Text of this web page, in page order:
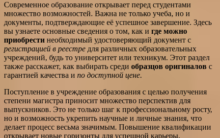
Современное образование открывает перед студентами
множество возможностей. Важна не только учеба, но и
документы, подтверждающие её успешное завершение. Здесь
вы узнаете основные сведения о том, как и где можно
приобрести необходимый удостоверяющий документ с
регистрацией в реестре для различных образовательных
учреждений, будь то университет или техникум. Этот раздел
также расскажет, как выбирать среди образцов оригиналов с
гарантией качества и по доступной цене.
Поступление в учреждение образования с целью получения
степени магистра приносит множество перспектив для
выпускников. Это не только шаг к профессиональному росту,
но и возможность укрепить научные и личные знания, что
делает процесс весьма значимым. Повышение квалификации
открывает новые горизонты для успешной карьеры.